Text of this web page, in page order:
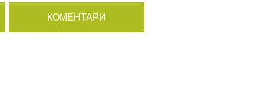
КОМЕНТАРИ